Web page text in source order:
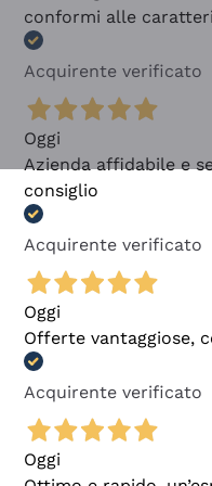
conformi alle
Acquirente verificato
Oggi
Azienda affidabile e
consiglio
Acquirente verificato
Oggi
Offerte vantaggiose,
Acquirente verificato
Oggi